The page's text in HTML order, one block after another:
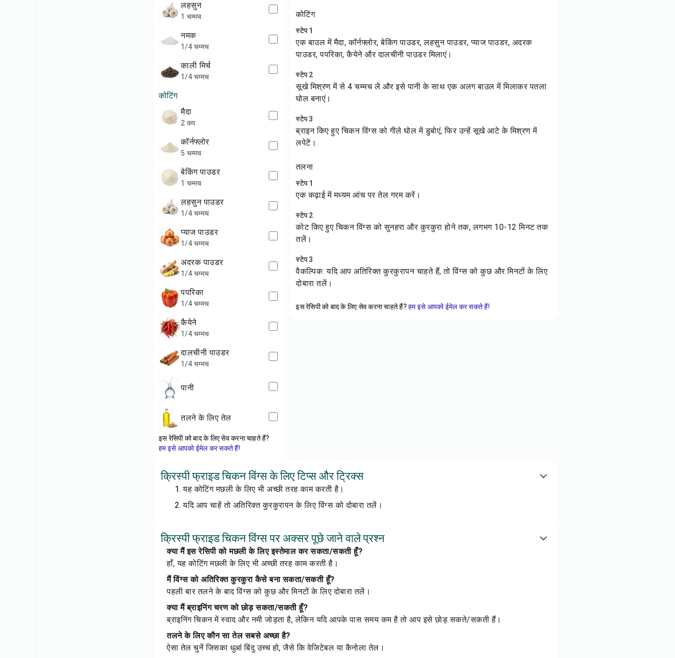
लहसुन
1 चम्मच
नमक
1/4 चम्मच
काली मिर्च
1/4 चम्मच
कोटिंग
मैदा
2 कप
कॉर्नफ्लोर
5 चम्मच
बेकिंग पाउडर
1 चम्मच
लहसुन पाउडर
1/4 चम्मच
प्याज पाउडर
1/4 चम्मच
अदरक पाउडर
1/4 चम्मच
पपरिका
1/4 चम्मच
कैयेने
1/4 चम्मच
दालचीनी पाउडर
1/4 चम्मच
पानी
तलने के लिए तेल
इस रेसिपी को बाद के लिए सेव करना चाहते हैं?
हम इसे आपको ईमेल कर सकते हैं!
कोटिंग
स्टेप 1
एक बाउल में मैदा, कॉर्नफ्लोर, बेकिंग पाउडर, लहसुन पाउडर, प्याज पाउडर, अदरक
पाउडर, पपरिका, कैयेने और दालचीनी पाउडर मिलाएं।
स्टेप 2
सूखे मिश्रण में से 4 चम्मच लें और इसे पानी के साथ एक अलग बाउल में मिलाकर पतला
घोल बनाएं।
स्टेप 3
ब्राइन किए हुए चिकन विंग्स को गीले घोल में डुबोएं, फिर उन्हें सूखे आटे के मिश्रण में
लपेटें।
तलना
स्टेप 1
एक कढ़ाई में मध्यम आंच पर तेल गरम करें।
स्टेप 2
कोट किए हुए चिकन विंग्स को सुनहरा और कुरकुरा होने तक, लगभग 10-12 मिनट तक
तलें।
स्टेप 3
वैकल्पिक: यदि आप अतिरिक्त कुरकुरापन चाहते हैं, तो विंग्स को कुछ और मिनटों के लिए
दोबारा तलें।
इस रेसिपी को बाद के लिए सेव करना चाहते हैं? हम इसे आपको ईमेल कर सकते हैं!
क्रिस्पी फ्राइड चिकन विंग्स के लिए टिप्स और ट्रिक्स
यह कोटिंग मछली के लिए भी अच्छी तरह काम करती है।
यदि आप चाहें तो अतिरिक्त कुरकुरापन के लिए विंग्स को दोबारा तलें।
क्रिस्पी फ्राइड चिकन विंग्स पर अक्सर पूछे जाने वाले प्रश्न
क्या मैं इस रेसिपी को मछली के लिए इस्तेमाल कर सकता/सकती हूँ?
हाँ, यह कोटिंग मछली के लिए भी अच्छी तरह काम करती है।
मैं विंग्स को अतिरिक्त कुरकुरा कैसे बना सकता/सकती हूँ?
पहली बार तलने के बाद विंग्स को कुछ और मिनटों के लिए दोबारा तलें।
क्या मैं ब्राइनिंग चरण को छोड़ सकता/सकती हूँ?
ब्राइनिंग चिकन में स्वाद और नमी जोड़ता है, लेकिन यदि आपके पास समय कम है तो आप इसे छोड़ सकते/सकती हैं।
तलने के लिए कौन सा तेल सबसे अच्छा है?
ऐसा तेल चुनें जिसका धुआं बिंदु उच्च हो, जैसे कि वेजिटेबल या कैनोला तेल।